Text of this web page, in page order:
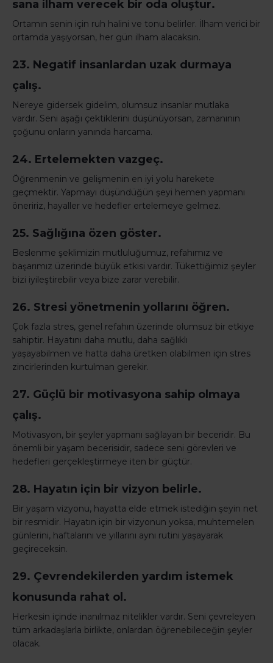
sana ilham verecek bir oda oluştur.
Ortamın senin için ruh halini ve tonu belirler. İlham verici bir
ortamda yaşıyorsan, her gün ilham alacaksın.
23. Negatif insanlardan uzak durmaya
çalış.
Nereye gidersek gidelim, olumsuz insanlar mutlaka
vardır. Seni aşağı çektiklerini düşünüyorsan, zamanının
çoğunu onların yanında harcama.
24. Ertelemekten vazgeç.
Öğrenmenin ve gelişmenin en iyi yolu harekete
geçmektir. Yapmayı düşündüğün şeyi hemen yapmanı
öneririz, hayaller ve hedefler ertelemeye gelmez.
25. Sağlığına özen göster.
Beslenme şeklimizin mutluluğumuz, refahımız ve
başarımız üzerinde büyük etkisi vardır. Tükettiğimiz şeyler
bizi iyileştirebilir veya bize zarar verebilir.
26. Stresi yönetmenin yollarını öğren.
Çok fazla stres, genel refahın üzerinde olumsuz bir etkiye
sahiptir. Hayatını daha mutlu, daha sağlıklı
yaşayabilmen ve hatta daha üretken olabilmen için stres
zincirlerinden kurtulman gerekir.
27. Güçlü bir motivasyona sahip olmaya
çalış.
Motivasyon, bir şeyler yapmanı sağlayan bir beceridir. Bu
önemli bir yaşam becerisidir, sadece seni görevleri ve
hedefleri gerçekleştirmeye iten bir güçtür.
28. Hayatın için bir vizyon belirle.
Bir yaşam vizyonu, hayatta elde etmek istediğin şeyin net
bir resmidir. Hayatın için bir vizyonun yoksa, muhtemelen
günlerini, haftalarını ve yıllarını aynı rutini yaşayarak
geçireceksin.
29. Çevrendekilerden yardım istemek
konusunda rahat ol.
Herkesin içinde inanılmaz nitelikler vardır. Seni çevreleyen
tüm arkadaşlarla birlikte, onlardan öğrenebileceğin şeyler
olacak.